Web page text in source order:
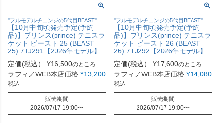
"フルモデルチェンジの5代目BEAST"
【10月中旬頃発売予定(予約
品)】プリンス(prince) テニスラ
ケット ビースト 25 (BEAST
25) 7TJ291【2026年モデル】
定価(税込）
¥16,500のところ
ラフィノWEB本店価格 ¥13,200
税込
販売期間
2026/07/17 19:00〜
"フルモデルチェンジの5代目BEAST"
【10月中旬頃発売予定(予約
品)】プリンス(prince) テニスラ
ケット ビースト 26 (BEAST
26) 7TJ292【2026年モデル】
定価(税込）
¥17,600のところ
ラフィノWEB本店価格 ¥14,080
税込
販売期間
2026/07/17 19:00〜